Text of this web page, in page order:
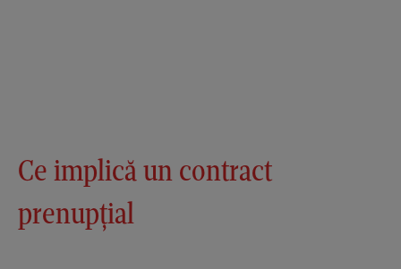
Ce implică un contract
prenupțial